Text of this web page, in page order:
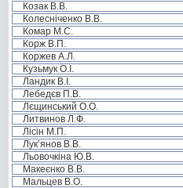
Козак В.В.
Колесніченко В.В.
Комар М.С.
Корж В.П.
Коржев А.Л.
Кузьмук О.І.
Ландик В.І.
Лебедєв П.В.
Лєщинський О.О.
Литвинов Л.Ф.
Лісін М.П.
Лук’янов В.В.
Льовочкіна Ю.В.
Макеєнко В.В.
Мальцев В.О.